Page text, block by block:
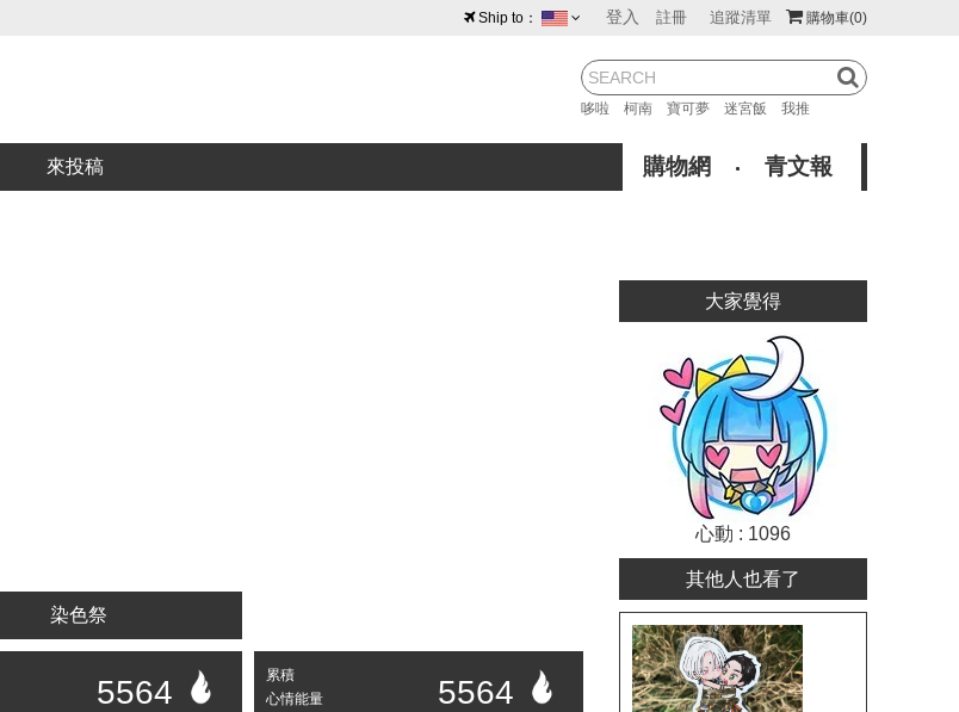
購物車(0)
登入 註冊 追蹤清單
哆啦 柯南 寶可夢 迷宮飯 我推
Ship to：
紐西蘭 馬來西亞
們，提高警覺！
來投稿 購物網 青文報
染色祭
5564
累積
心情能量
5564
大家覺得
心動 : 1096
其他人也看了